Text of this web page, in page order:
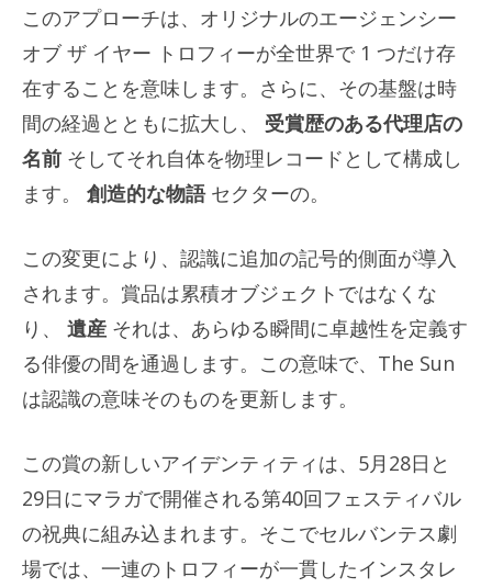
このアプローチは、オリジナルのエージェンシー
オブ ザ イヤー トロフィーが全世界で 1 つだけ存
在することを意味します。さらに、その基盤は時
間の経過とともに拡大し、 受賞歴のある代理店の
名前 そしてそれ自体を物理レコードとして構成し
ます。 創造的な物語セクターの。
この変更により、認識に追加の記号的側面が導入
されます。賞品は累積オブジェクトではなくな
り、 遺産 それは、あらゆる瞬間に卓越性を定義す
る俳優の間を通過します。この意味で、The Sun
は認識の意味そのものを更新します。
この賞の新しいアイデンティティは、5月28日と
29日にマラガで開催される第40回フェスティバル
の祝典に組み込まれます。そこでセルバンテス劇
場では、一連のトロフィーが一貫したインスタレ